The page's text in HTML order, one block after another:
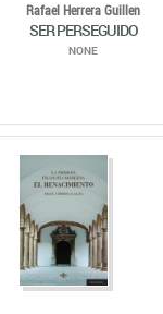
Rafael Herrera Guillen
SER PERSEGUIDO
NONE